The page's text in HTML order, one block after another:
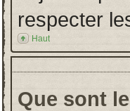
respecter
Haut
Que sont